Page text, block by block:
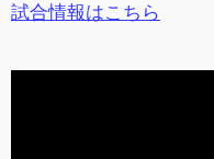
試合情報はこちら